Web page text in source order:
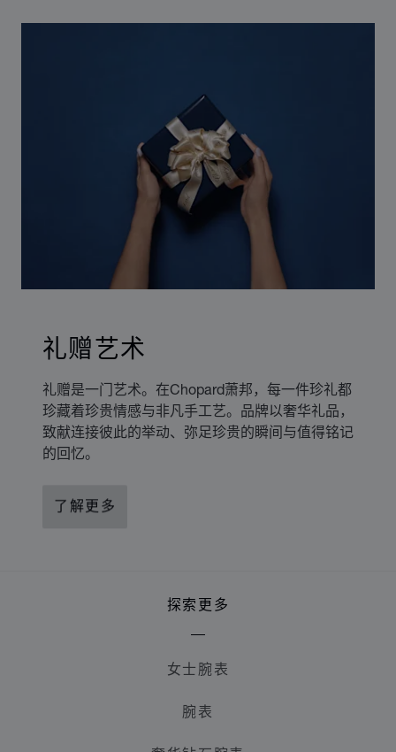
礼赠艺术
礼赠是一门艺术。在Chopard萧邦，每一件珍礼都
珍藏着珍贵情感与非凡手工艺。品牌以奢华礼品，
致献连接彼此的举动、弥足珍贵的瞬间与值得铭记
的回忆。
了解更多
探索更多
女士腕表
腕表